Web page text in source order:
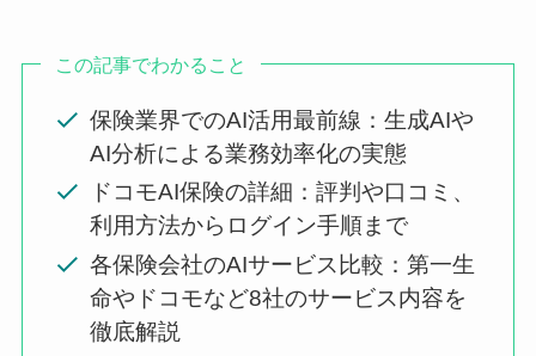
この記事でわかること
保険業界でのAI活用最前線：生成AIや
AI分析による業務効率化の実態
ドコモAI保険の詳細：評判や口コミ、
利用方法からログイン手順まで
各保険会社のAIサービス比較：第一生
命やドコモなど8社のサービス内容を
徹底解説